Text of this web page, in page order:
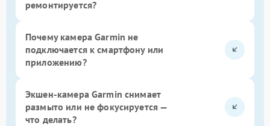
ремонтируется?
Почему камера Garmin не
подключается к смартфону или
приложению?
Экшен-камера Garmin снимает
размыто или не фокусируется —
что делать?